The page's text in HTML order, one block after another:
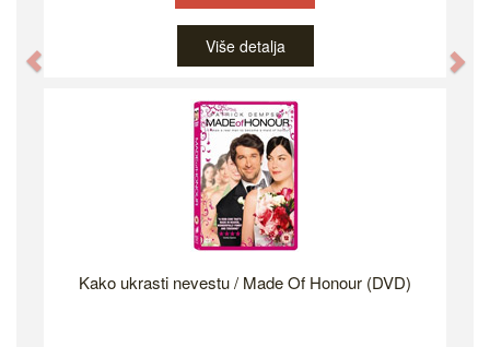
Više detalja
Kako ukrasti nevestu / Made Of Honour (DVD)